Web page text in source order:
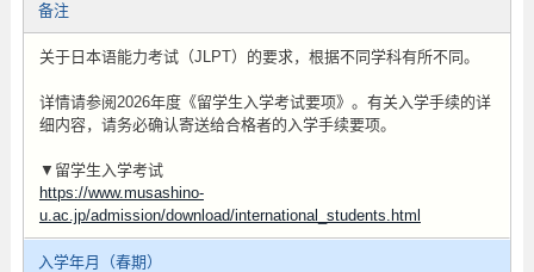
备注
关于日本语能力考试（JLPT）的要求，根据不同学科有所不同。
详情请参阅2026年度《留学生入学考试要项》。有关入学手续的详
细内容，请务必确认寄送给合格者的入学手续要项。
▼留学生入学考试
https://www.musashino-
u.ac.jp/admission/download/international_students.html
入学年月（春期）